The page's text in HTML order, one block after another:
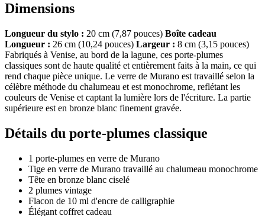
Dimensions
Longueur du stylo : 20 cm (7,87 pouces) Boîte cadeau
Longueur : 26 cm (10,24 pouces) Largeur : 8 cm (3,15 pouces)
Fabriqués à Venise, au bord de la lagune, ces porte-plumes
classiques sont de haute qualité et entièrement faits à la main, ce qui
rend chaque pièce unique. Le verre de Murano est travaillé selon la
célèbre méthode du chalumeau et est monochrome, reflétant les
couleurs de Venise et captant la lumière lors de l'écriture. La partie
supérieure est en bronze blanc finement gravée.
Détails du porte-plumes classique
1 porte-plumes en verre de Murano
Tige en verre de Murano travaillé au chalumeau monochrome
Tête en bronze blanc ciselé
2 plumes vintage
Flacon de 10 ml d'encre de calligraphie
Élégant coffret cadeau